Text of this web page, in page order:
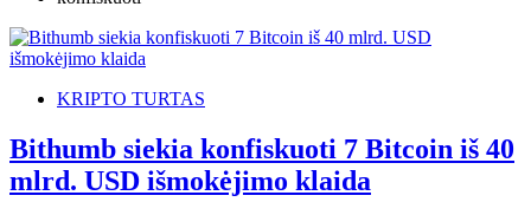
KRIPTO TURTAS
Bithumb siekia konfiskuoti 7 Bitcoin iš 40
mlrd. USD išmokėjimo klaida